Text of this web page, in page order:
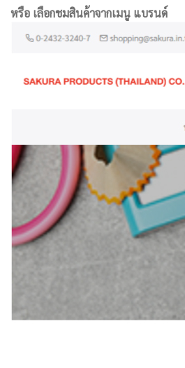
หรือ เลือกชมสินค้าจากเมนู แบรนด์